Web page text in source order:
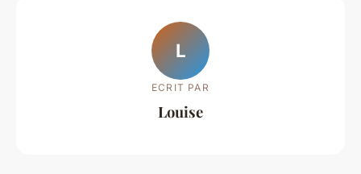
L
ECRIT PAR
Louise